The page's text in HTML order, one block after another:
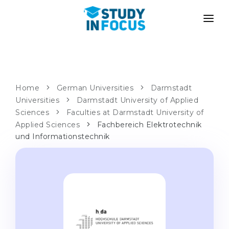
Bachelor's & Master's
Propaedeutic Program
Language Schools
Online Language Lessons
PATHWAYS
After School Admission
Transfer from University
Master’s in Germany
For Parents
METHODOLOGY
Home German Universities
Darmstadt
Universities
Darmstadt University of Applied
Sciences
Faculties at Darmstadt University of
Applied Sciences
Fachbereich Elektrotechnik
und Informationstechnik